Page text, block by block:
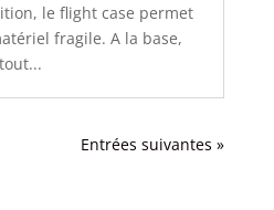
le flight case permet
fragile. A la base,
Entrées suivantes »